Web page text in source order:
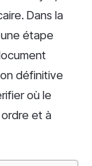
Dans la
étape
définitive
où le
et à